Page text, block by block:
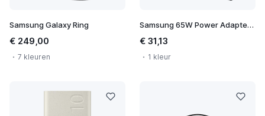
Samsung Galaxy Ring
€ 249,00
7 kleuren
Samsung 65W Power Adapter Trio
€ 31,13
1 kleur